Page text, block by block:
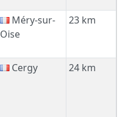
Méry-sur-
Oise
23 km
Cergy 24 km